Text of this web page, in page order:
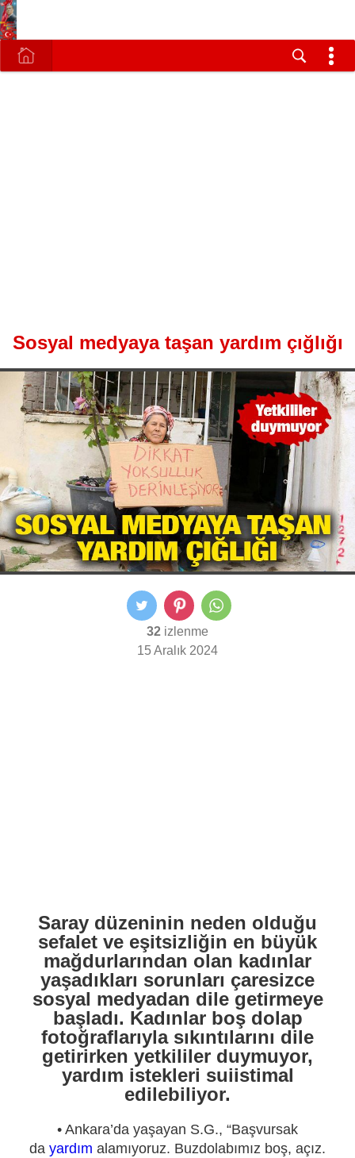
Sosyal medyaya taşan yardım çığlığı
32 izlenme
15 Aralık 2024
Saray düzeninin neden olduğu
sefalet ve eşitsizliğin en büyük
mağdurlarından olan kadınlar
yaşadıkları sorunları çaresizce
sosyal medyadan dile getirmeye
başladı. Kadınlar boş dolap
fotoğraflarıyla sıkıntılarını dile
getirirken yetkililer duymuyor,
yardım istekleri suiistimal
edilebiliyor.
• Ankara’da yaşayan S.G., “Başvursak
da yardım alamıyoruz. Buzdolabımız boş, açız.